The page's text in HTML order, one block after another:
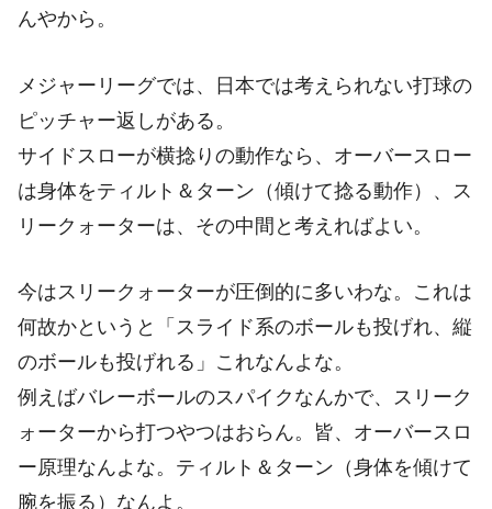
んやから。
メジャーリーグでは、日本では考えられない打球の
ピッチャー返しがある。
サイドスローが横捻りの動作なら、オーバースロー
は身体をティルト＆ターン（傾けて捻る動作）、ス
リークォーターは、その中間と考えればよい。
今はスリークォーターが圧倒的に多いわな。これは
何故かというと「スライド系のボールも投げれ、縦
のボールも投げれる」これなんよな。
例えばバレーボールのスパイクなんかで、スリーク
ォーターから打つやつはおらん。皆、オーバースロ
ー原理なんよな。ティルト＆ターン（身体を傾けて
腕を振る）なんよ。